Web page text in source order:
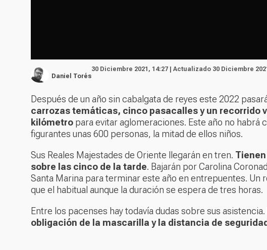
Daniel Torés
30 Diciembre 2021, 14:27 | Actualizado 30 Diciembre
Después de un año sin cabalgata de reyes este 2022
carrozas temáticas, cinco pasacalles y un recorrido
kilómetro para evitar aglomeraciones. Este año no
figurantes unas 600 personas, la mitad de ellos niños.
Sus Reales Majestades de Oriente llegarán en tren.
sobre las cinco de la tarde. Bajarán por Carolina
Santa Marina para terminar este año en entrepuentes. Un
que el habitual aunque la duración se espera de tres horas.
Entre los pacenses hay todavía dudas sobre sus asistencia.
obligación de la mascarilla y la distancia de